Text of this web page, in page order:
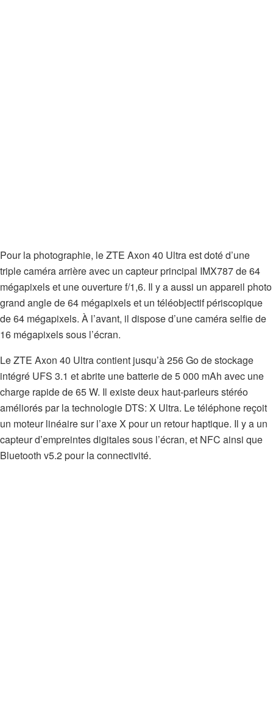
Pour la photographie, le ZTE Axon 40 Ultra est doté d’une
triple caméra arrière avec un capteur principal IMX787 de 64
mégapixels et une ouverture f/1,6. Il y a aussi un appareil photo
grand angle de 64 mégapixels et un téléobjectif périscopique
de 64 mégapixels. À l’avant, il dispose d’une caméra selfie de
16 mégapixels sous l’écran.
Le ZTE Axon 40 Ultra contient jusqu’à 256 Go de stockage
intégré UFS 3.1 et abrite une batterie de 5 000 mAh avec une
charge rapide de 65 W. Il existe deux haut-parleurs stéréo
améliorés par la technologie DTS: X Ultra. Le téléphone reçoit
un moteur linéaire sur l’axe X pour un retour haptique. Il y a un
capteur d’empreintes digitales sous l’écran, et NFC ainsi que
Bluetooth v5.2 pour la connectivité.